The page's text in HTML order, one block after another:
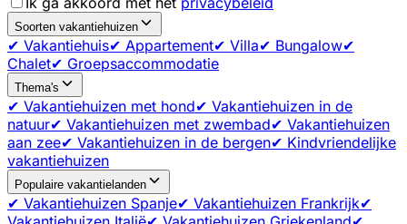
Soorten vakantiehuizen
✔ Vakantiehuis✔ Appartement✔ Villa✔ Bungalow✔
Chalet✔ Groepsaccommodatie
Thema's
✔ Vakantiehuizen met hond✔ Vakantiehuizen in de
natuur✔ Vakantiehuizen met zwembad✔ Vakantiehuizen
aan zee✔ Vakantiehuizen in de bergen✔ Kindvriendelijke
vakantiehuizen
Populaire vakantielanden
✔ Vakantiehuizen Spanje✔ Vakantiehuizen Frankrijk✔